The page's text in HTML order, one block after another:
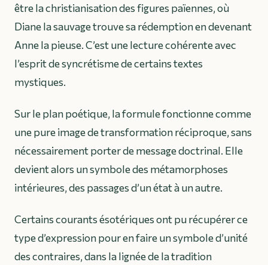
être la christianisation des figures païennes, où
Diane la sauvage trouve sa rédemption en devenant
Anne la pieuse. C’est une lecture cohérente avec
l’esprit de syncrétisme de certains textes
mystiques.
Sur le plan poétique, la formule fonctionne comme
une pure image de transformation réciproque, sans
nécessairement porter de message doctrinal. Elle
devient alors un symbole des métamorphoses
intérieures, des passages d’un état à un autre.
Certains courants ésotériques ont pu récupérer ce
type d’expression pour en faire un symbole d’unité
des contraires, dans la lignée de la tradition